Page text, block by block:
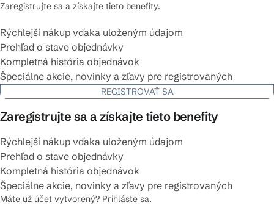
Zaregistrujte sa a získajte tieto benefity.
Rýchlejší nákup vďaka uloženým údajom
Prehľad o stave objednávky
Kompletná história objednávok
Špeciálne akcie, novinky a zľavy pre registrovaných
REGISTROVAŤ SA
Zaregistrujte sa a získajte tieto benefity
Rýchlejší nákup vďaka uloženým údajom
Prehľad o stave objednávky
Kompletná história objednávok
Špeciálne akcie, novinky a zľavy pre registrovaných
Máte už účet vytvorený? Prihláste sa.